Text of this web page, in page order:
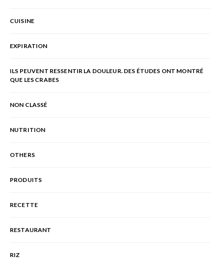
CUISINE
EXPIRATION
ILS PEUVENT RESSENTIR LA DOULEUR. DES ÉTUDES ONT MONTRÉ
QUE LES CRABES
NON CLASSÉ
NUTRITION
OTHERS
PRODUITS
RECETTE
RESTAURANT
RIZ